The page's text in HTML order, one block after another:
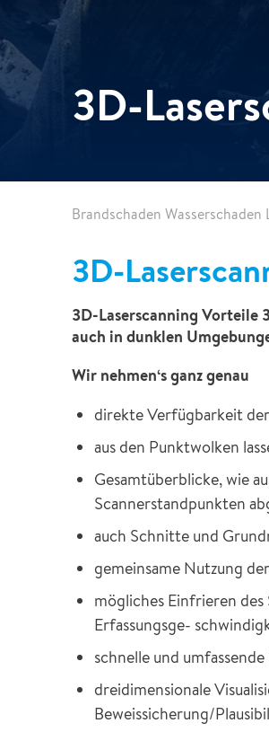
Abbruch Service
Marine Service
Inspektion+
Kfz-Sanierung
Entwicklung
Wochen wieder geöffnet
3D-
Brandschaden Wasserschaden
3D-
3D-Laserscanning Vorteile
auch in dunklen
Wir nehmen‘s ganz genau
direkte Verfügbarkeit
aus den Punktwolken
Gesamtüberblicke, wie
Scannerstandpunkten
auch Schnitte und
gemeinsame Nutzung
mögliches Einfrieren
Erfassungsge-
schnelle und
dreidimensionale
Beweissicherung/